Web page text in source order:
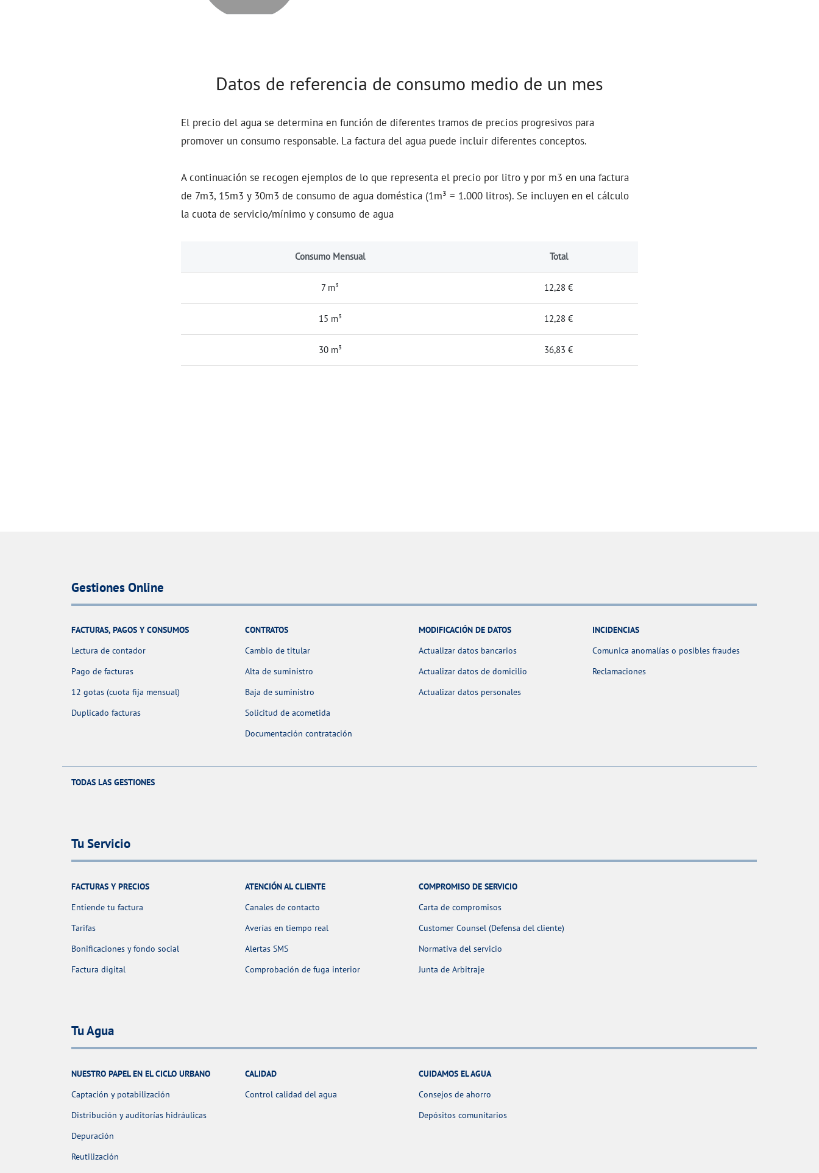
Datos de referencia de consumo medio de un mes
El precio del agua se determina en función de diferentes tramos de precios progresivos para
promover un consumo responsable. La factura del agua puede incluir diferentes conceptos.
A continuación se recogen ejemplos de lo que representa el precio por litro y por m3 en una factura
de 7m3, 15m3 y 30m3 de consumo de agua doméstica (1m³ = 1.000 litros). Se incluyen en el cálculo
la cuota de servicio/mínimo y consumo de agua
Consumo Mensual Total
7 m³ 12,28 €
15 m³ 12,28 €
30 m³ 36,83 €
Gestiones Online
FACTURAS, PAGOS Y CONSUMOS
Lectura de contador
Pago de facturas
12 gotas (cuota fija mensual)
Duplicado facturas
CONTRATOS
Cambio de titular
Alta de suministro
Baja de suministro
Solicitud de acometida
Documentación contratación
MODIFICACIÓN DE DATOS
Actualizar datos bancarios
Actualizar datos de domicilio
Actualizar datos personales
INCIDENCIAS
Comunica anomalías o posibles fraudes
Reclamaciones
TODAS LAS GESTIONES
Tu Servicio
FACTURAS Y PRECIOS
Entiende tu factura
Tarifas
Bonificaciones y fondo social
Factura digital
ATENCIÓN AL CLIENTE
Canales de contacto
Averías en tiempo real
Alertas SMS
Comprobación de fuga interior
COMPROMISO DE SERVICIO
Carta de compromisos
Customer Counsel (Defensa del cliente)
Normativa del servicio
Junta de Arbitraje
Tu Agua
NUESTRO PAPEL EN EL CICLO URBANO
Captación y potabilización
Distribución y auditorías hidráulicas
Depuración
Reutilización
CALIDAD
Control calidad del agua
CUIDAMOS EL AGUA
Consejos de ahorro
Depósitos comunitarios